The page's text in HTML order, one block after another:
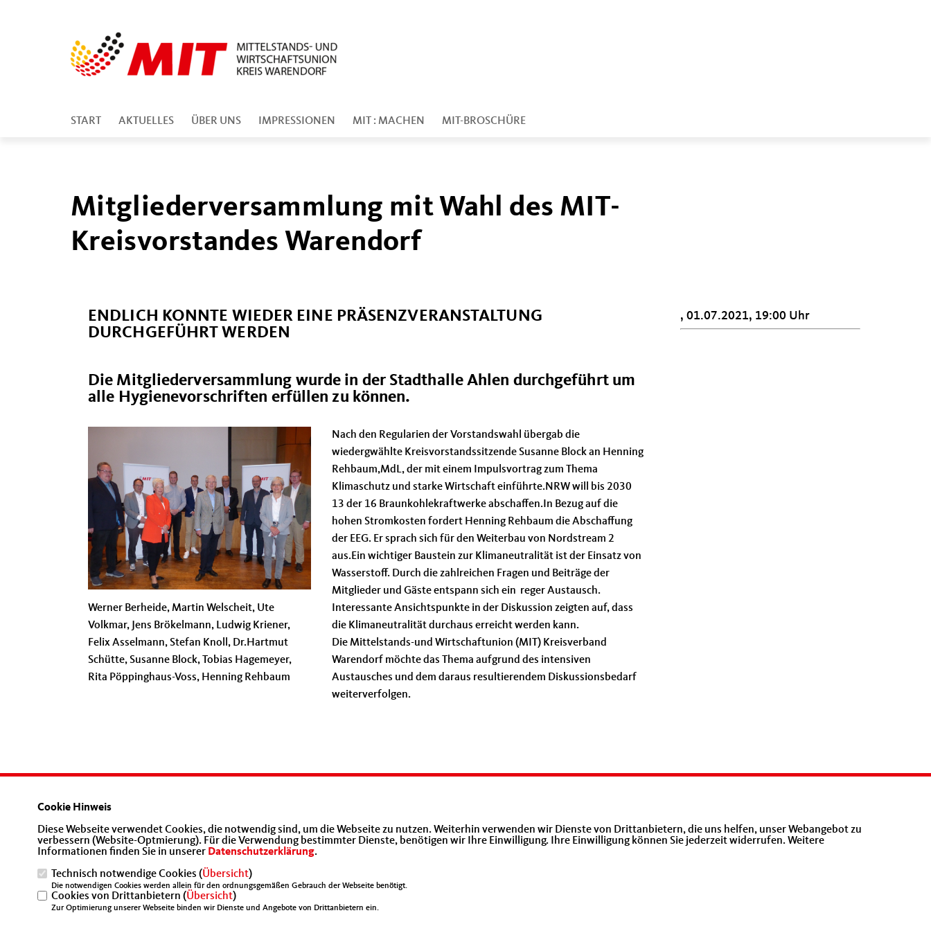
START AKTUELLES ÜBER UNS IMPRESSIONEN MIT : MACHEN MIT-BROSCHÜRE
Mitgliederversammlung mit Wahl des MIT-
Kreisvorstandes Warendorf
ENDLICH KONNTE WIEDER EINE PRÄSENZVERANSTALTUNG
DURCHGEFÜHRT WERDEN
Die Mitgliederversammlung wurde in der Stadthalle Ahlen durchgeführt um
alle Hygienevorschriften erfüllen zu können.
Werner Berheide, Martin Welscheit, Ute
Volkmar, Jens Brökelmann, Ludwig Kriener,
Felix Asselmann, Stefan Knoll, Dr.Hartmut
Schütte, Susanne Block, Tobias Hagemeyer,
Rita Pöppinghaus-Voss, Henning Rehbaum
Nach den Regularien der Vorstandswahl übergab die
wiedergwählte Kreisvorstandssitzende Susanne Block an Henning
Rehbaum,MdL, der mit einem Impulsvortrag zum Thema
Klimaschutz und starke Wirtschaft einführte.NRW will bis 2030
13 der 16 Braunkohlekraftwerke abschaffen.In Bezug auf die
hohen Stromkosten fordert Henning Rehbaum die Abschaffung
der EEG. Er sprach sich für den Weiterbau von Nordstream 2
aus.Ein wichtiger Baustein zur Klimaneutralität ist der Einsatz von
Wasserstoff. Durch die zahlreichen Fragen und Beiträge der
Mitglieder und Gäste entspann sich ein reger Austausch.
Interessante Ansichtspunkte in der Diskussion zeigten auf, dass
die Klimaneutralität durchaus erreicht werden kann.
Die Mittelstands-und Wirtschaftunion (MIT) Kreisverband
Warendorf möchte das Thema aufgrund des intensiven
Austausches und dem daraus resultierendem Diskussionsbedarf
weiterverfolgen.
, 01.07.2021, 19:00 Uhr
Aktuelle Informationen rund um die
Mittelstandsunion im Kreis Warendorf
IMPRESSUM DATENSCHUTZ KONTAKT
Mittelstands- und Wirtschaftsvereinigung
Mittelstands- und Wirtschaftsunion (MIT)
Cookie Hinweis
Diese Webseite verwendet Cookies, die notwendig sind, um die Webseite zu nutzen. Weiterhin verwenden wir Dienste von Drittanbietern, die uns helfen, unser Webangebot zu
verbessern (Website-Optmierung). Für die Verwendung bestimmter Dienste, benötigen wir Ihre Einwilligung. Ihre Einwilligung können Sie jederzeit widerrufen. Weitere
Informationen finden Sie in unserer Datenschutzerklärung.
Technisch notwendige Cookies (Übersicht)
Die notwendigen Cookies werden allein für den ordnungsgemäßen Gebrauch der Webseite benötigt.
Cookies von Drittanbietern (Übersicht)
Zur Optimierung unserer Webseite binden wir Dienste und Angebote von Drittanbietern ein.